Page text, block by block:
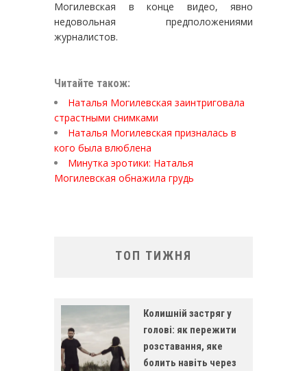
Могилевская в конце видео, явно
недовольная предположениями
журналистов.
Читайте також:
Наталья Могилевская заинтриговала
страстными снимками
Наталья Могилевская призналась в
кого была влюблена
Минутка эротики: Наталья
Могилевская обнажила грудь
ТОП ТИЖНЯ
Колишній застряг у
голові: як пережити
розставання, яке
болить навіть через